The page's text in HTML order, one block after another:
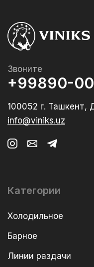
Звоните
+99890-
100052 г.
info@viniks.uz
Категории
Холодильное
Барное
Линии раздачи